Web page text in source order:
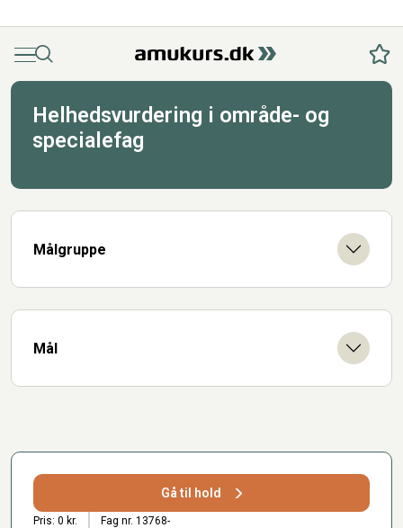
MenuSøg
Helhedsvurdering i område- og
specialefag
Målgruppe
Mål
Gå til hold
Pris: 0 kr. Fag nr. 13768-